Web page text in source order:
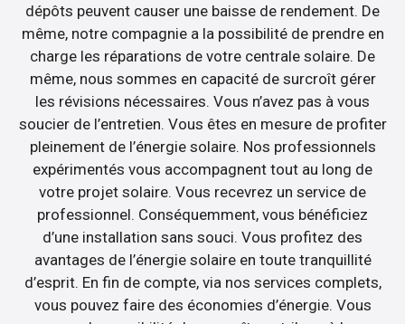
dépôts peuvent causer une baisse de rendement. De
même, notre compagnie a la possibilité de prendre en
charge les réparations de votre centrale solaire. De
même, nous sommes en capacité de surcroît gérer
les révisions nécessaires. Vous n’avez pas à vous
soucier de l’entretien. Vous êtes en mesure de profiter
pleinement de l’énergie solaire. Nos professionnels
expérimentés vous accompagnent tout au long de
votre projet solaire. Vous recevrez un service de
professionnel. Conséquemment, vous bénéficiez
d’une installation sans souci. Vous profitez des
avantages de l’énergie solaire en toute tranquillité
d’esprit. En fin de compte, via nos services complets,
vous pouvez faire des économies d’énergie. Vous